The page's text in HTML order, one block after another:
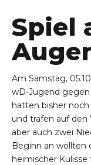
4
5
6
7
8
9
0
Spiel
Am Samstag,
wD-Jugend gegen
hatten bisher
und trafen auf den
aber auch zwei
Beginn an wollten
heimischer